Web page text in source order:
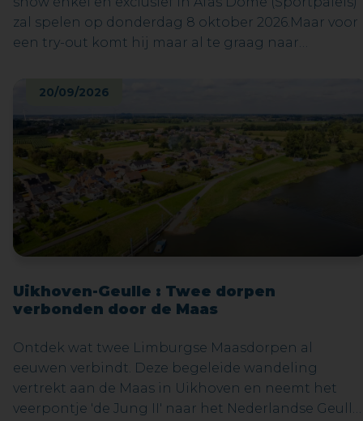
zal spelen op donderdag 8 oktober 2026.Maar voor
een try-out komt hij maar al te graag naar
persoonlijke voorstelling tot nu toe gaat Alex op
van oorlog, polarisatie, superhelden moeheid en
kneedbare waarheid nog iemand die wil strijden
voor de (echte) waarheid en rechtvaardigheid? Is
zelf in staat om die held te zijn? Of zijn er werkelijk
NO MORE HEROES?Bestel je tickets voor deze
exclusieve try-out nu!
20/09/2026
Uikhoven-Geulle : Twee dorpen
verbonden door de Maas
Ontdek wat twee Limburgse Maasdorpen al
eeuwen verbindt. Deze begeleide wandeling
vertrekt aan de Maas in Uikhoven en neemt het
veerpontje 'de Jung II' naar het Nederlandse Geulle